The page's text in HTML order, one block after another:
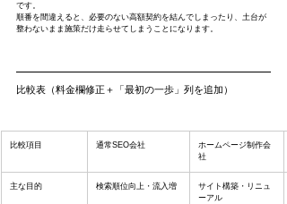
です。
順番を間違えると、必要のない高額契約を結んでしまったり、土台が
整わないまま施策だけ走らせてしまうことになります。
比較表（料金欄修正＋「最初の一歩」列を追加）
比較項目 通常SEO会社
ホームページ制作会
社
主な目的 検索順位向上・流入増
サイト構築・リニュ
ーアル